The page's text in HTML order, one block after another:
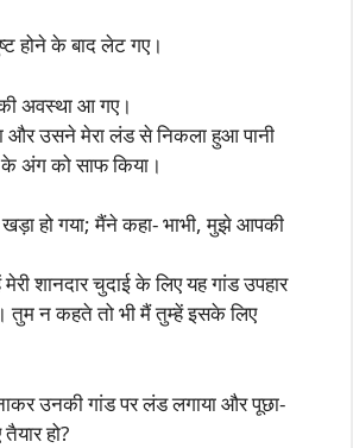
होने के बाद लेट गए।
अवस्था आ गए।
और उसने मेरा लंड से निकला हुआ पानी
अंग को साफ किया।
खड़ा हो गया; मैंने कहा- भाभी, मुझे आपकी
मेरी शानदार चुदाई के लिए यह गांड उपहार
तुम न कहते तो भी मैं तुम्हें इसके लिए
उनकी गांड पर लंड लगाया और पूछा-
हो?